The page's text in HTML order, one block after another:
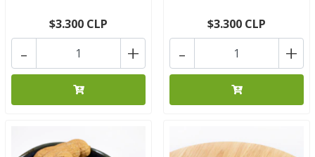
$3.300 CLP
+
-
$3.300 CLP
+
-